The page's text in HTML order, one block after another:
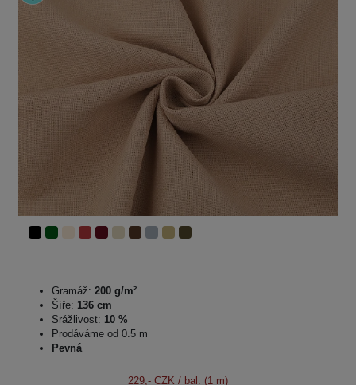
Gramáž: 200 g/m²
Šíře: 136 cm
Srážlivost: 10 %
Prodáváme od 0.5 m
Pevná
229,- CZK / bal. (1 m)